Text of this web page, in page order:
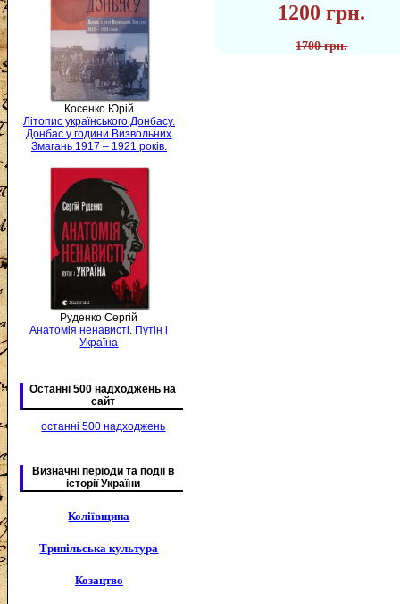
Косенко Юрій
Літопис українського Донбасу.
Донбас у години Визвольних
Змагань 1917 – 1921 років.
Руденко Сергій
Анатомія ненависті. Путін і
Україна
Останні 500 надходжень на
сайт
останні 500 надходжень
Визначні періоди та подіі в
історії України
Коліївщина
Трипільська культура
Козацтво
1200 грн.
1700 грн.